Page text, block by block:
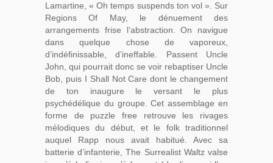
Lamartine, « Oh temps suspends ton vol ». Sur
Regions Of May, le dénuement des
arrangements frise l’abstraction. On navigue
dans quelque chose de vaporeux,
d’indéfinissable, d’ineffable. Passent Uncle
John, qui pourrait donc se voir rebaptiser Uncle
Bob, puis I Shall Not Care dont le changement
de ton inaugure le versant le plus
psychédélique du groupe. Cet assemblage en
forme de puzzle free retrouve les rivages
mélodiques du début, et le folk traditionnel
auquel Rapp nous avait habitué. Avec sa
batterie d’infanterie, The Surrealist Waltz valse